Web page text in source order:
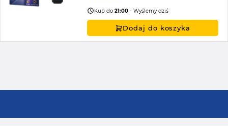
Kup do21:00 - Wyślemy dziś
Dodaj do koszyka